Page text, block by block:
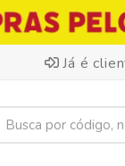
Já é